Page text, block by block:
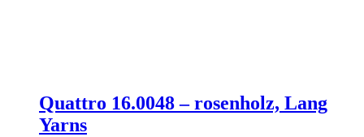
Quattro 16.0048 – rosenholz, Lang
Yarns